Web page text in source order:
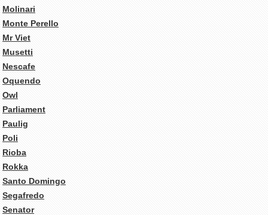
Molinari
Monte Perello
Mr Viet
Musetti
Nescafe
Oquendo
Owl
Parliament
Paulig
Poli
Rioba
Rokka
Santo Domingo
Segafredo
Senator